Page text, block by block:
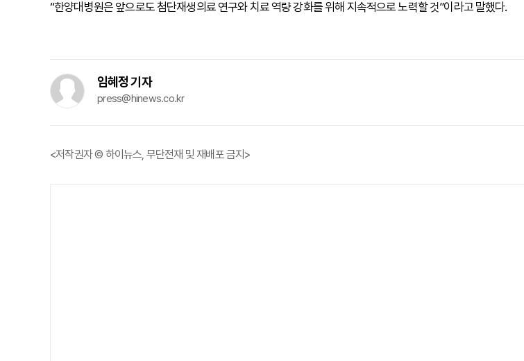
“한양대병원은 앞으로도 첨단재생의료 연구와 치료 역량 강화를 위해 지속적으로 노력할 것”이라고 말했다.
임혜정 기자
press@hinews.co.kr
<저작권자 © 하이뉴스, 무단전재 및 재배포 금지>